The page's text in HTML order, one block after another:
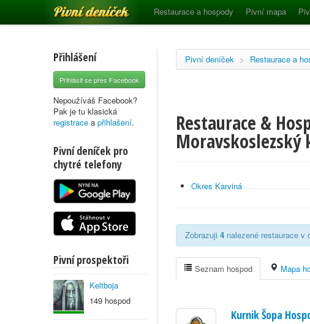
Pivní deníček Restaurace a hospody Pivní mapa
Přihlášení
Přihlásit se přes Facebook
Nepoužíváš Facebook?
Pak je tu klasická
registrace a přihlašení.
Pivní deníček pro
chytré telefony
Pivní prospektoři
Keltboja
149 hospod
Pivní deníček > Restaurace a
Restaurace &
Moravskoslezský
Okres Karviná
Zobrazuji 4 nalezené restaurace
Seznam hospod Mapa
Kurnik Šopa